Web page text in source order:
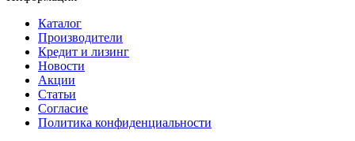
Каталог
Производители
Кредит и лизинг
Новости
Акции
Статьи
Согласие
Политика конфиденциальности